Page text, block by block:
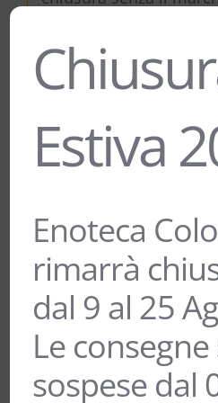
nastri adesivi di
Effettuate una foto
a:
ISOLE
8 EURO
SPEDIZIONE
In fase di conferma
Estiva
Enoteca
rimarrà
dal 9 al 25
Le
sospese dal